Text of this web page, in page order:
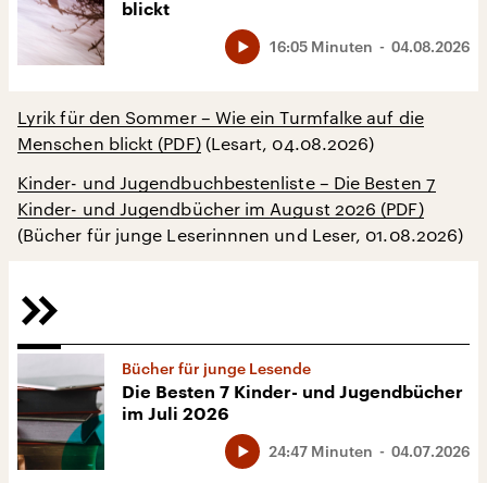
blickt
04.08.2026
16:05 Minuten
Lyrik für den Sommer – Wie ein Turmfalke auf die
Menschen blickt (PDF)(Lesart, 04.08.2026)
Kinder- und Jugendbuchbestenliste – Die Besten 7
Kinder- und Jugendbücher im August 2026 (PDF)
(Bücher für junge Leserinnnen und Leser, 01.08.2026)
Bücher für junge Lesende
Die Besten 7 Kinder- und Jugendbücher
im Juli 2026
04.07.2026
24:47 Minuten